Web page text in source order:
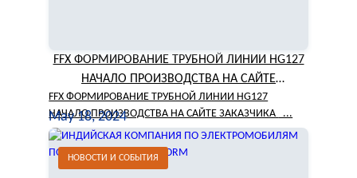
FFX ФОРМИРОВАНИЕ ТРУБНОЙ ЛИНИИ HG127
НАЧАЛО ПРОИЗВОДСТВА НА САЙТЕ
ЗАКАЗЧИКА
FFX ФОРМИРОВАНИЕ ТРУБНОЙ ЛИНИИ HG127
НАЧАЛО ПРОИЗВОДСТВА НА САЙТЕ ЗАКАЗЧИКА ...
May 18, 2024
НОВОСТИ И СОБЫТИЯ